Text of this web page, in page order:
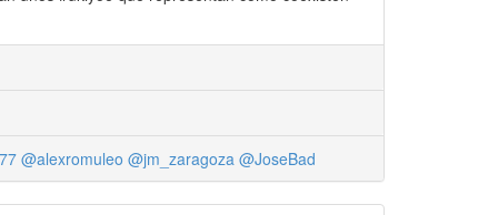
@alexromuleo @jm_zaragoza @JoseBad